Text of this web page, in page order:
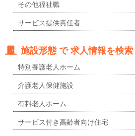
その他福祉職
サービス提供責任者
施設形態 で 求人情報を検索
特別養護老人ホーム
介護老人保健施設
有料老人ホーム
サービス付き高齢者向け住宅